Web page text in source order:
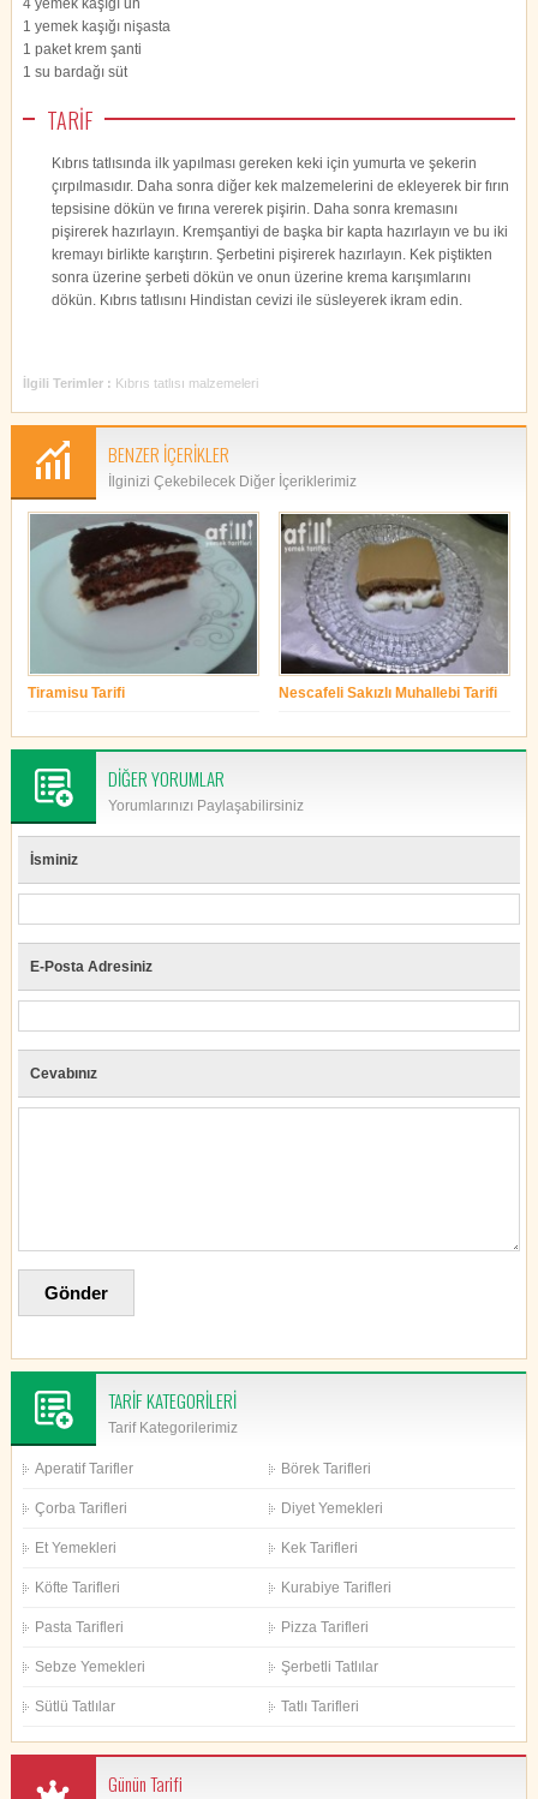
4 yemek kaşığı un
1 yemek kaşığı nişasta
1 paket krem şanti
1 su bardağı süt
TARİF
Kıbrıs tatlısında ilk yapılması gereken keki için yumurta ve şekerin
çırpılmasıdır. Daha sonra diğer kek malzemelerini de ekleyerek bir fırın
tepsisine dökün ve fırına vererek pişirin. Daha sonra kremasını
pişirerek hazırlayın. Kremşantiyi de başka bir kapta hazırlayın ve bu iki
kremayı birlikte karıştırın. Şerbetini pişirerek hazırlayın. Kek piştikten
sonra üzerine şerbeti dökün ve onun üzerine krema karışımlarını
dökün. Kıbrıs tatlısını Hindistan cevizi ile süsleyerek ikram edin.
İlgili Terimler : Kıbrıs tatlısı malzemeleri
BENZER İÇERİKLER
İlginizi Çekebilecek Diğer İçeriklerimiz
Tiramisu Tarifi
Nescafeli Sakızlı Muhallebi Tarifi
DİĞER YORUMLAR
Yorumlarınızı Paylaşabilirsiniz
İsminiz
E-Posta Adresiniz
Cevabınız
TARİF KATEGORİLERİ
Tarif Kategorilerimiz
Aperatif Tarifler Börek Tarifleri
Çorba Tarifleri Diyet Yemekleri
Et Yemekleri Kek Tarifleri
Köfte Tarifleri Kurabiye Tarifleri
Pasta Tarifleri Pizza Tarifleri
Sebze Yemekleri Şerbetli Tatlılar
Sütlü Tatlılar Tatlı Tarifleri
Günün Tarifi